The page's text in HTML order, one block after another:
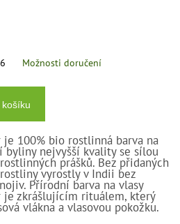
Možnosti doručení
je 100% bio rostlinná barva na
byliny nejvyšší kvality se sílou
prášků. Bez přidaných
vyrostly v Indii bez
Přírodní barva na vlasy
je zkrášlujícím rituálem, který
vlákna a vlasovou pokožku.